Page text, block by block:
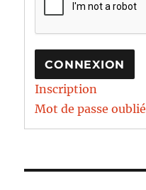
CONNEXION
Inscription
Mot de passe oublié